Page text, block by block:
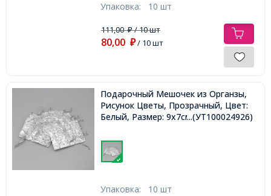
Упаковка: 10 шт
111,00₽/ 10 шт
80,00 ₽/ 10 шт
Подарочный Мешочек из Органзы,
Рисунок Цветы, Прозрачный, Цвет:
Белый, Размер: 9x7см,...(УТ100024926)
Упаковка: 10 шт